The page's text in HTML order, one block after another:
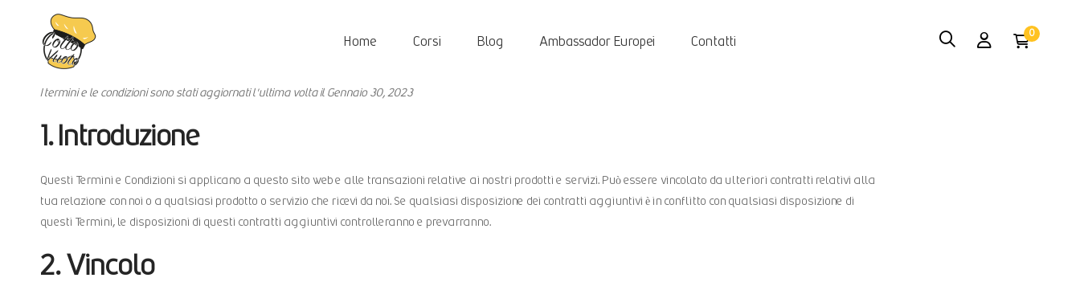
Home Corsi Blog Ambassador Europei Contatti
I termini e le condizioni sono stati aggiornati l'ultima volta il Gennaio 30, 2023
1. Introduzione
Questi Termini e Condizioni si applicano a questo sito web e alle transazioni relative ai nostri prodotti e servizi. Può essere vincolato da ulteriori contratti relativi alla
tua relazione con noi o a qualsiasi prodotto o servizio che ricevi da noi. Se qualsiasi disposizione dei contratti aggiuntivi è in conflitto con qualsiasi disposizione di
questi Termini, le disposizioni di questi contratti aggiuntivi controlleranno e prevarranno.
2. Vincolo